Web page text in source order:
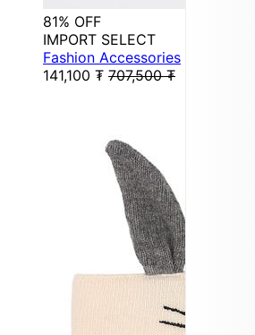
81% OFF
IMPORT SELECT
Fashion Accessories
141,100 ₮ 707,500 ₮